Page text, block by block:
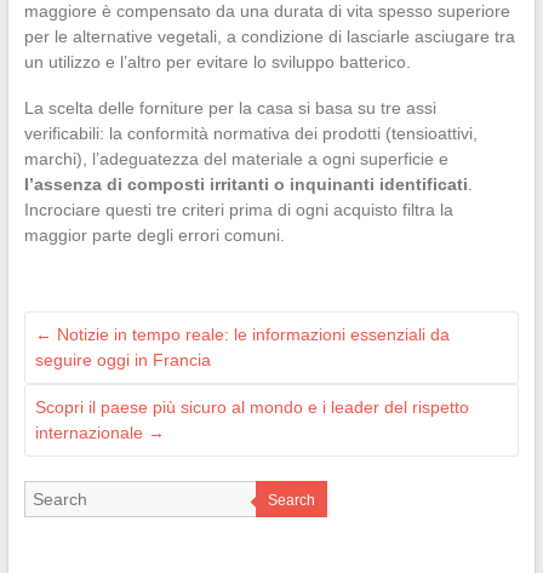
maggiore è compensato da una durata di vita spesso superiore
per le alternative vegetali, a condizione di lasciarle asciugare tra
un utilizzo e l’altro per evitare lo sviluppo batterico.
La scelta delle forniture per la casa si basa su tre assi
verificabili: la conformità normativa dei prodotti (tensioattivi,
marchi), l’adeguatezza del materiale a ogni superficie e
l’assenza di composti irritanti o inquinanti identificati.
Incrociare questi tre criteri prima di ogni acquisto filtra la
maggior parte degli errori comuni.
← Notizie in tempo reale: le informazioni essenziali da
seguire oggi in Francia
Scopri il paese più sicuro al mondo e i leader del rispetto
internazionale →
Search